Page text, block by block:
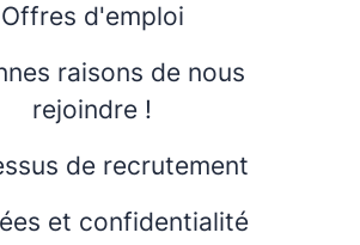
Offres d'emploi
raisons de nous
rejoindre !
de recrutement
et confidentialité